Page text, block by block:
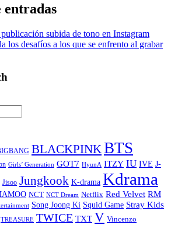
entradas
subida de tono en Instagram
los desafíos a los que se enfrento al grabar
BLACKPINKBTS
Girls’ Generation GOT7 HyunA ITZY IU IVE J-
Jisoo Jungkook K-drama Kdrama
NCT NCT Dream Netflix Red Velvet RM
Song Joong Ki Squid Game Stray Kids
TREASURE TWICE TXT V Vincenzo